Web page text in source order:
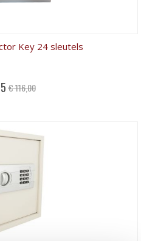
Key 24 sleutels
€ 116,00